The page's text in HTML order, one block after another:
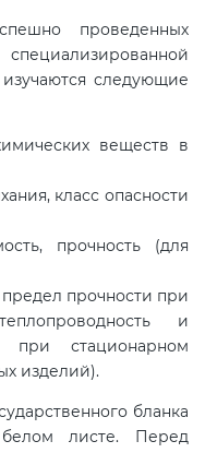
проведенных
следующие
веществ в
класс опасности
прочность (для
прочности при
и
при стационарном
изделий).
бланка
листе. Перед